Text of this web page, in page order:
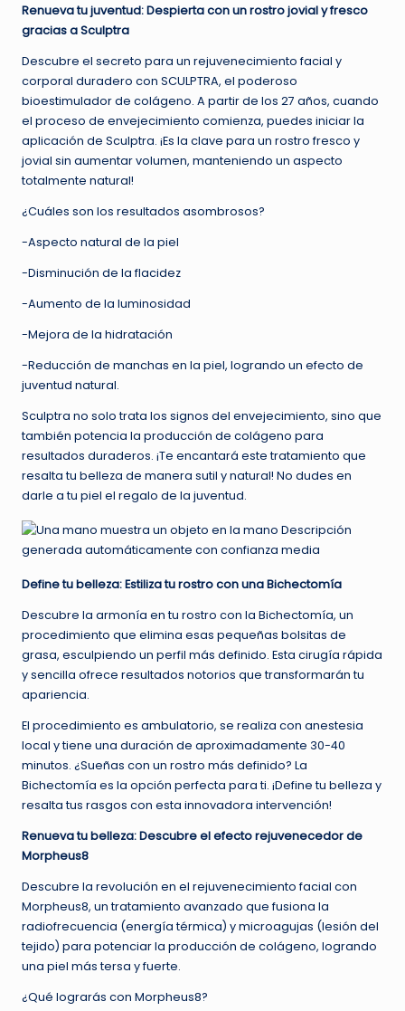
Renueva tu juventud: Despierta con un rostro jovial y fresco
gracias a Sculptra
Descubre el secreto para un rejuvenecimiento facial y
corporal duradero con SCULPTRA, el poderoso
bioestimulador de colágeno. A partir de los 27 años, cuando
el proceso de envejecimiento comienza, puedes iniciar la
aplicación de Sculptra. ¡Es la clave para un rostro fresco y
jovial sin aumentar volumen, manteniendo un aspecto
totalmente natural!
¿Cuáles son los resultados asombrosos?
-Aspecto natural de la piel
-Disminución de la flacidez
-Aumento de la luminosidad
-Mejora de la hidratación
-Reducción de manchas en la piel, logrando un efecto de
juventud natural.
Sculptra no solo trata los signos del envejecimiento, sino que
también potencia la producción de colágeno para
resultados duraderos. ¡Te encantará este tratamiento que
resalta tu belleza de manera sutil y natural! No dudes en
darle a tu piel el regalo de la juventud.
Define tu belleza: Estiliza tu rostro con una Bichectomía
Descubre la armonía en tu rostro con la Bichectomía, un
procedimiento que elimina esas pequeñas bolsitas de
grasa, esculpiendo un perfil más definido. Esta cirugía rápida
y sencilla ofrece resultados notorios que transformarán tu
apariencia.
El procedimiento es ambulatorio, se realiza con anestesia
local y tiene una duración de aproximadamente 30-40
minutos. ¿Sueñas con un rostro más definido? La
Bichectomía es la opción perfecta para ti. ¡Define tu belleza y
resalta tus rasgos con esta innovadora intervención!
Renueva tu belleza: Descubre el efecto rejuvenecedor de
Morpheus8
Descubre la revolución en el rejuvenecimiento facial con
Morpheus8, un tratamiento avanzado que fusiona la
radiofrecuencia (energía térmica) y microagujas (lesión del
tejido) para potenciar la producción de colágeno, logrando
una piel más tersa y fuerte.
¿Qué lograrás con Morpheus8?